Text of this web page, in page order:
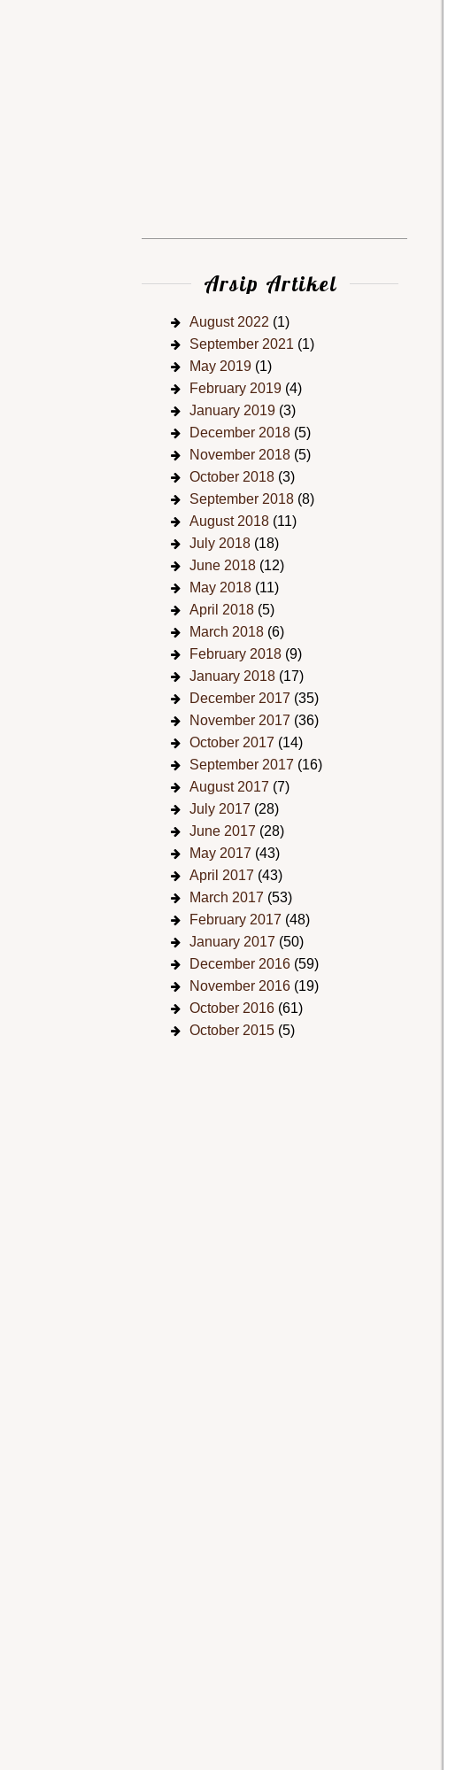
Arsip Artikel
August 2022 (1)
September 2021 (1)
May 2019 (1)
February 2019 (4)
January 2019 (3)
December 2018 (5)
November 2018 (5)
October 2018 (3)
September 2018 (8)
August 2018 (11)
July 2018 (18)
June 2018 (12)
May 2018 (11)
April 2018 (5)
March 2018 (6)
February 2018 (9)
January 2018 (17)
December 2017 (35)
November 2017 (36)
October 2017 (14)
September 2017 (16)
August 2017 (7)
July 2017 (28)
June 2017 (28)
May 2017 (43)
April 2017 (43)
March 2017 (53)
February 2017 (48)
January 2017 (50)
December 2016 (59)
November 2016 (19)
October 2016 (61)
October 2015 (5)